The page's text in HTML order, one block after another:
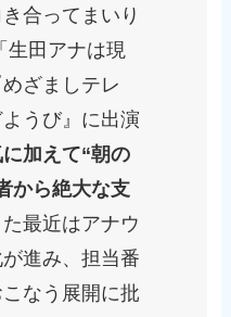
合ってまいり
生田アナは現
ざましテレ
うび』に出演
加えて“朝の
から絶大な支
た最近はアナウ
進み、担当番
なう展開に批